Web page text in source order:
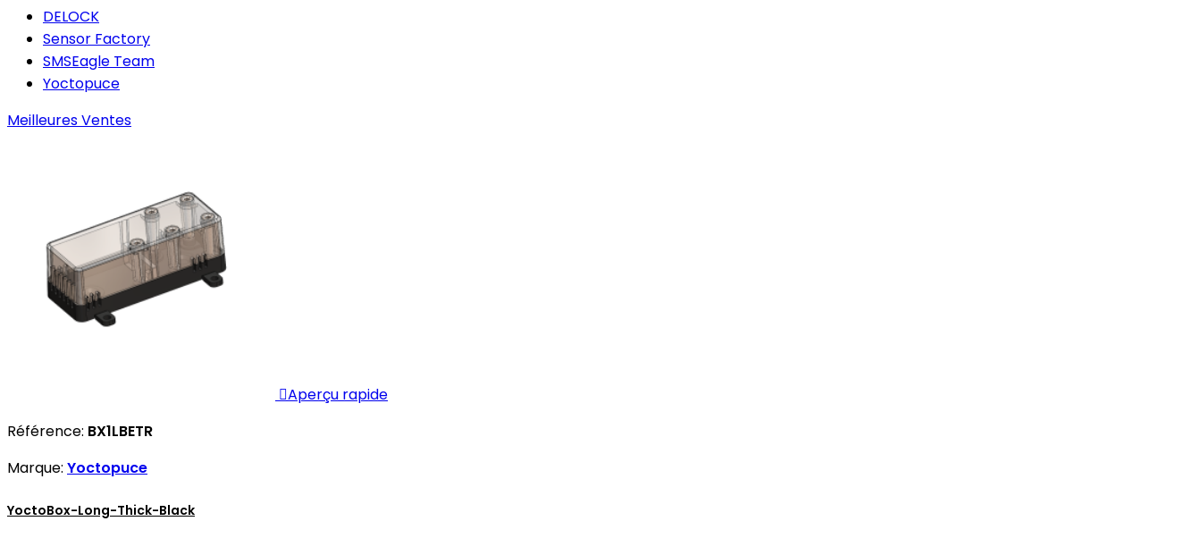
DELOCK
Sensor Factory
SMSEagle Team
Yoctopuce
Meilleures Ventes
Aperçu rapide
Référence: BX1LBETR
Marque: Yoctopuce
YoctoBox-Long-Thick-Black